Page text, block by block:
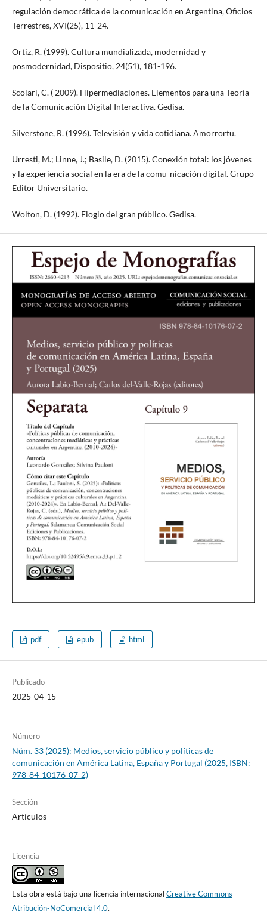
regulación democrática de la comunicación en Argentina, Oficios
Terrestres, XVI(25), 11-24.
Ortiz, R. (1999). Cultura mundializada, modernidad y
posmodernidad, Dispositio, 24(51), 181-196.
Scolari, C. ( 2009). Hipermediaciones. Elementos para una Teoría
de la Comunicación Digital Interactiva. Gedisa.
Silverstone, R. (1996). Televisión y vida cotidiana. Amorrortu.
Urresti, M.; Linne, J.; Basile, D. (2015). Conexión total: los jóvenes
y la experiencia social en la era de la comu-nicación digital. Grupo
Editor Universitario.
Wolton, D. (1992). Elogio del gran público. Gedisa.
pdf epub html
Publicado
2025-04-15
Número
Núm. 33 (2025): Medios, servicio público y políticas de
comunicación en América Latina, España y Portugal (2025, ISBN:
978-84-10176-07-2)
Sección
Artículos
Licencia
Esta obra está bajo una licencia internacionalCreative Commons
Atribución-NoComercial 4.0.